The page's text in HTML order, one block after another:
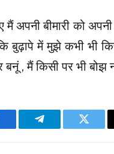
मैं अपनी बीमारी को
बुढ़ापे में मुझे कभी भी
, मैं किसी पर भी बोझ
Telegram Twitter